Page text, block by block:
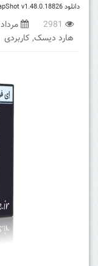
دانلود Drive SnapShot v1.48.0.18826 بک آپ گرفتن از درایو
2981 مرداد 8, 1399
هارد دیسک, کاربردی